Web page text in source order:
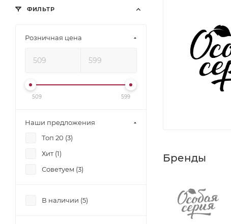
Бренды
ФИЛЬТР
Розничная цена
509 599
Наши предложения
Топ 20 (3)
Хит (1)
Советуем (3)
В наличии (5)